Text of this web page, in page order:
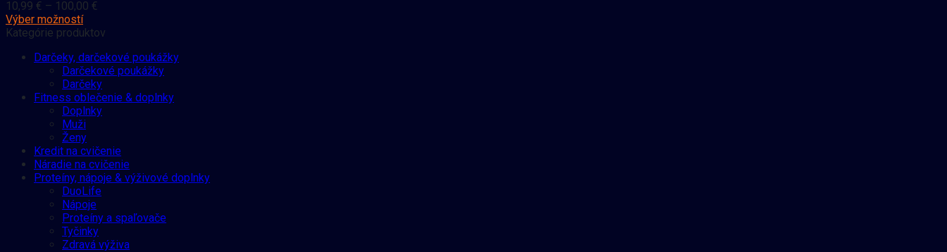
10,99 € – 100,00 €
Výber možností
Kategórie produktov
Darčeky, darčekové poukážky
Darčekové poukážky
Darčeky
Fitness oblečenie & doplnky
Doplnky
Muži
Ženy
Kredit na cvičenie
Náradie na cvičenie
Proteíny, nápoje & výživové doplnky
DuoLife
Nápoje
Proteíny a spaľovače
Tyčinky
Zdravá výživa